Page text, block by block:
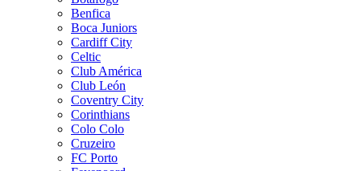
Benfica
Boca Juniors
Cardiff City
Celtic
Club América
Club León
Coventry City
Corinthians
Colo Colo
Cruzeiro
FC Porto